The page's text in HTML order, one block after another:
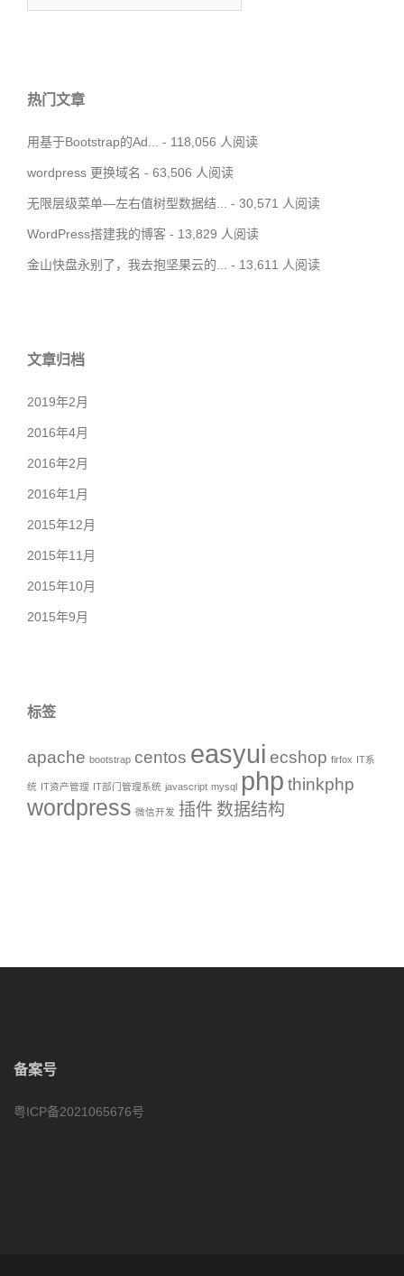
热门文章
用基于Bootstrap的Ad... - 118,056 人阅读
wordpress 更换域名 - 63,506 人阅读
无限层级菜单—左右值树型数据结... - 30,571 人阅读
WordPress搭建我的博客 - 13,829 人阅读
金山快盘永别了，我去抱坚果云的... - 13,611 人阅读
文章归档
2019年2月
2016年4月
2016年2月
2016年1月
2015年12月
2015年11月
2015年10月
2015年9月
标签
apache bootstrap centos easyui ecshop firfox IT系
统 IT资产管理 IT部门管理系统 javascript mysql php thinkphp
wordpress 微信开发 插件 数据结构
备案号
粤ICP备2021065676号